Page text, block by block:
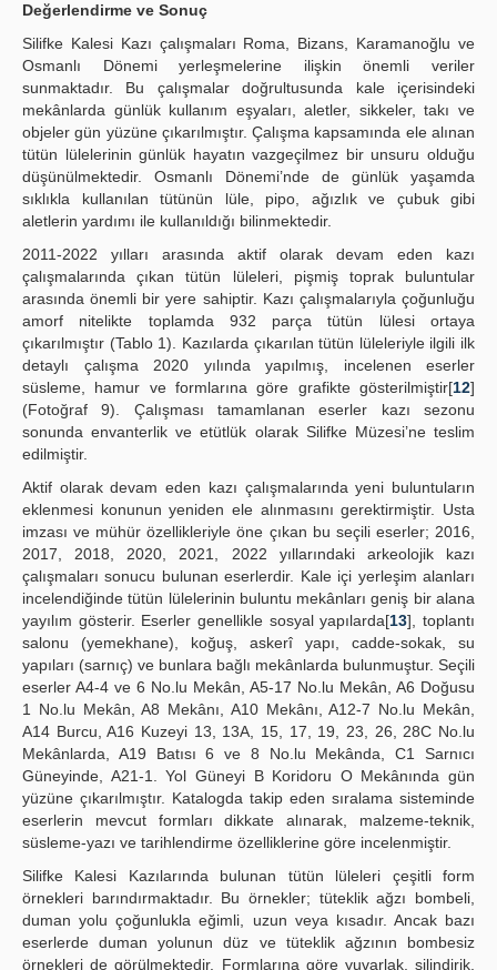
Değerlendirme ve Sonuç
Silifke Kalesi Kazı çalışmaları Roma, Bizans, Karamanoğlu ve
Osmanlı Dönemi yerleşmelerine ilişkin önemli veriler
sunmaktadır. Bu çalışmalar doğrultusunda kale içerisindeki
mekânlarda günlük kullanım eşyaları, aletler, sikkeler, takı ve
objeler gün yüzüne çıkarılmıştır. Çalışma kapsamında ele alınan
tütün lülelerinin günlük hayatın vazgeçilmez bir unsuru olduğu
düşünülmektedir. Osmanlı Dönemi’nde de günlük yaşamda
sıklıkla kullanılan tütünün lüle, pipo, ağızlık ve çubuk gibi
aletlerin yardımı ile kullanıldığı bilinmektedir.
2011-2022 yılları arasında aktif olarak devam eden kazı
çalışmalarında çıkan tütün lüleleri, pişmiş toprak buluntular
arasında önemli bir yere sahiptir. Kazı çalışmalarıyla çoğunluğu
amorf nitelikte toplamda 932 parça tütün lülesi ortaya
çıkarılmıştır (Tablo 1). Kazılarda çıkarılan tütün lüleleriyle ilgili ilk
detaylı çalışma 2020 yılında yapılmış, incelenen eserler
süsleme, hamur ve formlarına göre grafikte gösterilmiştir[12]
(Fotoğraf 9). Çalışması tamamlanan eserler kazı sezonu
sonunda envanterlik ve etütlük olarak Silifke Müzesi’ne teslim
edilmiştir.
Aktif olarak devam eden kazı çalışmalarında yeni buluntuların
eklenmesi konunun yeniden ele alınmasını gerektirmiştir. Usta
imzası ve mühür özellikleriyle öne çıkan bu seçili eserler; 2016,
2017, 2018, 2020, 2021, 2022 yıllarındaki arkeolojik kazı
çalışmaları sonucu bulunan eserlerdir. Kale içi yerleşim alanları
incelendiğinde tütün lülelerinin buluntu mekânları geniş bir alana
yayılım gösterir. Eserler genellikle sosyal yapılarda[13], toplantı
salonu (yemekhane), koğuş, askerî yapı, cadde-sokak, su
yapıları (sarnıç) ve bunlara bağlı mekânlarda bulunmuştur. Seçili
eserler A4-4 ve 6 No.lu Mekân, A5-17 No.lu Mekân, A6 Doğusu
1 No.lu Mekân, A8 Mekânı, A10 Mekânı, A12-7 No.lu Mekân,
A14 Burcu, A16 Kuzeyi 13, 13A, 15, 17, 19, 23, 26, 28C No.lu
Mekânlarda, A19 Batısı 6 ve 8 No.lu Mekânda, C1 Sarnıcı
Güneyinde, A21-1. Yol Güneyi B Koridoru O Mekânında gün
yüzüne çıkarılmıştır. Katalogda takip eden sıralama sisteminde
eserlerin mevcut formları dikkate alınarak, malzeme-teknik,
süsleme-yazı ve tarihlendirme özelliklerine göre incelenmiştir.
Silifke Kalesi Kazılarında bulunan tütün lüleleri çeşitli form
örnekleri barındırmaktadır. Bu örnekler; tüteklik ağzı bombeli,
duman yolu çoğunlukla eğimli, uzun veya kısadır. Ancak bazı
eserlerde duman yolunun düz ve tüteklik ağzının bombesiz
örnekleri de görülmektedir. Formlarına göre yuvarlak, silindirik,